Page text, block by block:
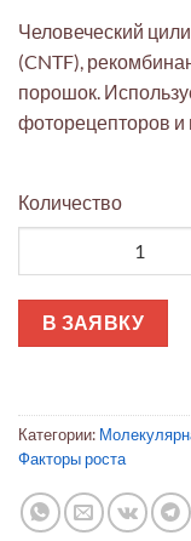
Человеческий
(CNTF),
порошок.
фоторецепторов
Количество
В ЗАЯВКУ
Категории:
Факторы роста